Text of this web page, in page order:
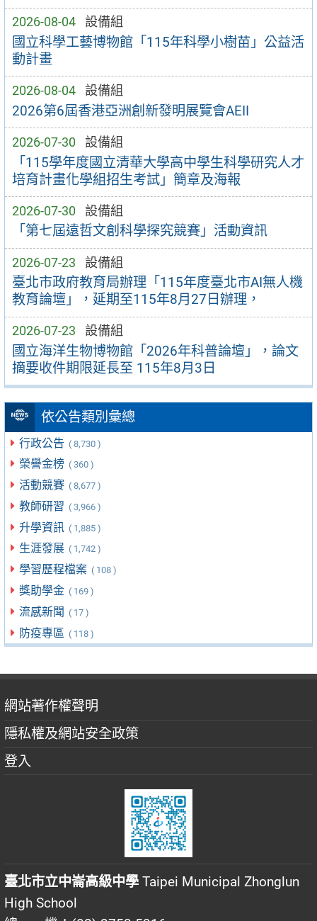
2026-08-04 設備組
國立科學工藝博物館「115年科學小樹苗」公益活
動計畫
2026-08-04 設備組
2026第6屆香港亞洲創新發明展覽會AEII
2026-07-30 設備組
「115學年度國立清華大學高中學生科學研究人才
培育計畫化學組招生考試」簡章及海報
2026-07-30 設備組
「第七屆遠哲文創科學探究競賽」活動資訊
2026-07-23 設備組
臺北市政府教育局辦理「115年度臺北市AI無人機
教育論壇」，延期至115年8月27日辦理，
2026-07-23 設備組
國立海洋生物博物館「2026年科普論壇」，論文
摘要收件期限延長至 115年8月3日
依公告類別彙總
行政公告 ( 8,730 )
榮譽金榜 ( 360 )
活動競賽 ( 8,677 )
教師研習 ( 3,966 )
升學資訊 ( 1,885 )
生涯發展 ( 1,742 )
學習歷程檔案 ( 108 )
獎助學金 ( 169 )
流感新聞 ( 17 )
防疫專區 ( 118 )
網站著作權聲明
隱私權及網站安全政策
登入
臺北市立中崙高級中學 Taipei Municipal Zhonglun
High School